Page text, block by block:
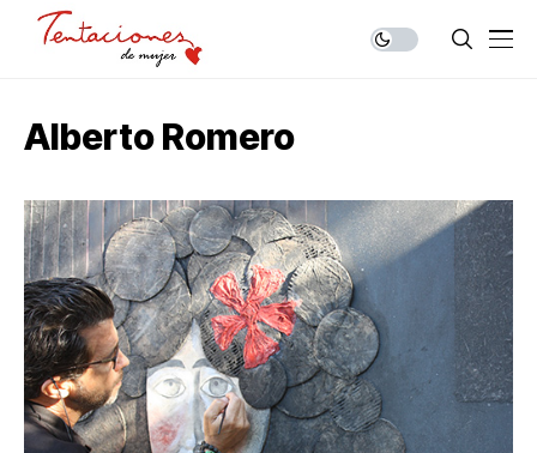
Alberto Romero